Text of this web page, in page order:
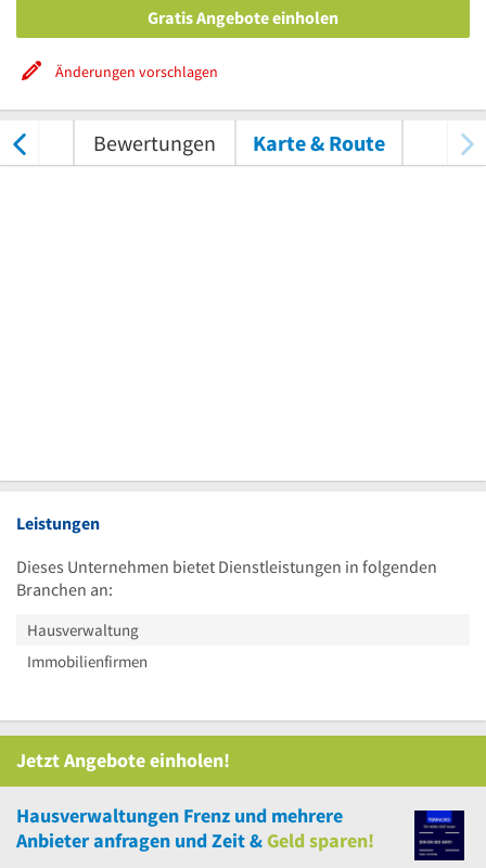
Gratis Angebote einholen
Änderungen vorschlagen
Bewertungen Karte & Route
Leistungen
Dieses Unternehmen bietet Dienstleistungen in folgenden
Branchen an:
Hausverwaltung
Immobilienfirmen
Jetzt Angebote einholen!
Hausverwaltungen Frenz und mehrere
Anbieter anfragen und Zeit &Geld sparen!